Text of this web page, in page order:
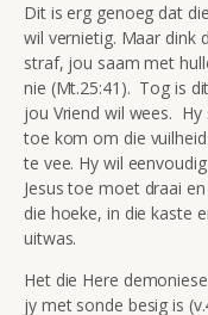
Dit is erg genoeg dat
wil vernietig. Maar dink
straf, jou saam met
nie (Mt.25:41). Tog is
jou Vriend wil wees.
toe kom om die
te vee. Hy wil
Jesus toe moet draai
die hoeke, in die kaste
uitwas.
Het die Here
jy met sonde besig is